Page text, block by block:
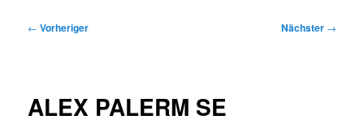
Beitragsnavigation
← Vorheriger Nächster →
ALEX PALERM SE